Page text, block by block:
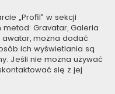
„Profil” w sekcji
metod: Gravatar, Galeria
awatar, można dodać
ich wyświetlania są
Jeśli nie można używać
się z jej